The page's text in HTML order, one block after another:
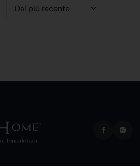
Dal più recente